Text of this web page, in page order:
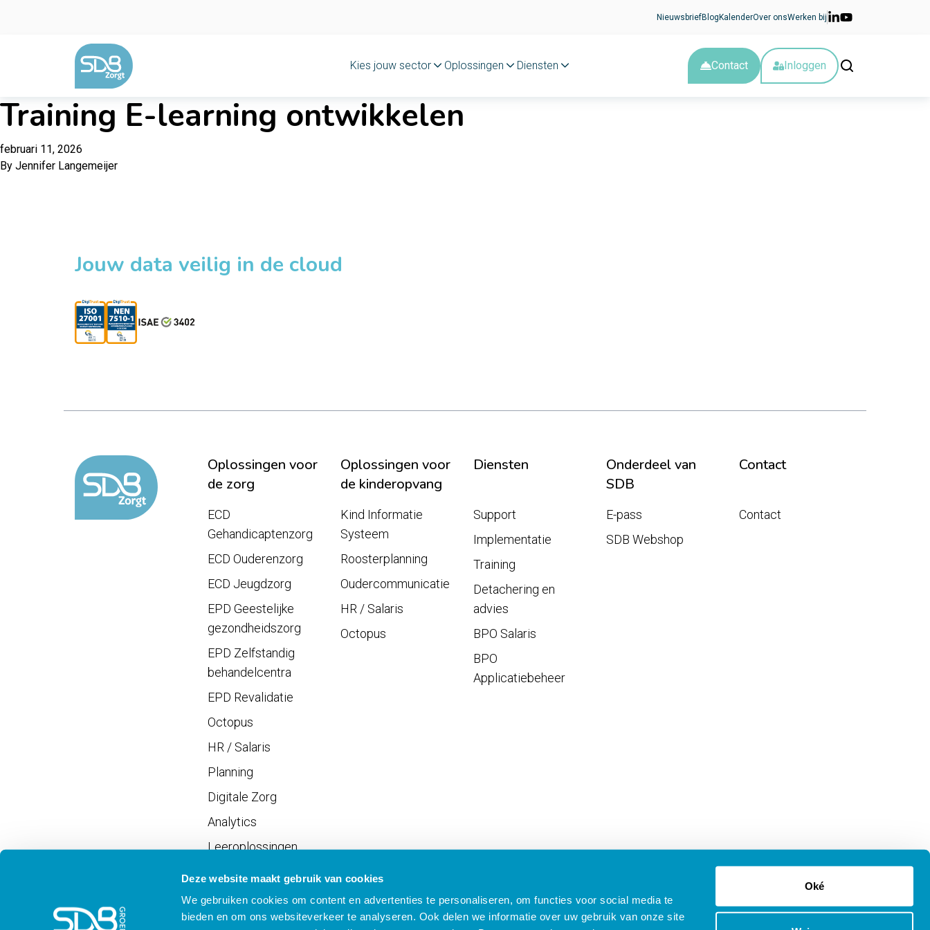
Deze website maakt gebruik van cookies
We gebruiken cookies om content en advertenties te personaliseren, om functies voor social media te
bieden en om ons websiteverkeer te analyseren. Ook delen we informatie over uw gebruik van onze site
Oké
NieuwsbriefBlog KalenderOver onsWerken bij
Kies jouw sector Oplossingen Diensten Contact Inloggen
Training E-learning ontwikkelen
februari 11, 2026
By Jennifer Langemeijer
Jouw data veilig in de cloud
Oplossingen voor
de zorg
Oplossingen voor
de kinderopvang
Diensten
Onderdeel van
SDB
Contact
ECD
Gehandicaptenzorg
ECD Ouderenzorg
ECD Jeugdzorg
EPD Geestelijke
gezondheidszorg
EPD Zelfstandig
behandelcentra
EPD Revalidatie
Octopus
HR / Salaris
Planning
Digitale Zorg
Analytics
Leeroplossingen
Vrijwilligersportaal
Kind Informatie
Systeem
Roosterplanning
Oudercommunicatie
HR / Salaris
Octopus
Support
Implementatie
Training
Detachering en
advies
BPO Salaris
BPO
Applicatiebeheer
E-pass
SDB Webshop
Contact